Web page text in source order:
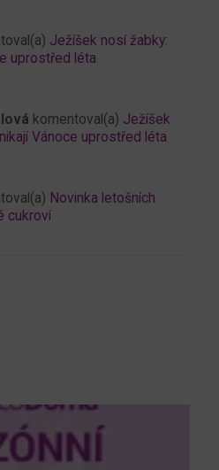
Ježíšek nosí žabky:
uprostřed léta
komentoval(a) Ježíšek
Vánoce uprostřed léta
Novinka letošních
cukroví